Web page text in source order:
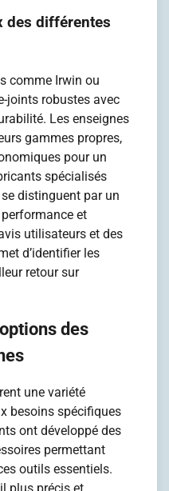
des différentes
comme Irwin ou
joints robustes avec
Les enseignes
gammes propres,
pour un
spécialisés
distinguent par un
et
utilisateurs et des
d’identifier les
retour sur
des
une variété
besoins spécifiques
ont développé des
permettant
outils essentiels.